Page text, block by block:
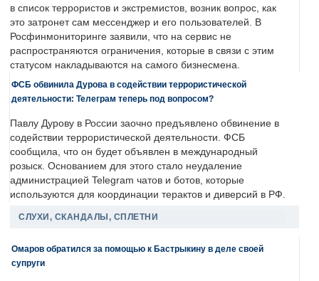
в список террористов и экстремистов, возник вопрос, как
это затронет сам мессенджер и его пользователей. В
Росфинмониторинге заявили, что на сервис не
распространяются ограничения, которые в связи с этим
статусом накладываются на самого бизнесмена.
ФСБ обвинила Дурова в содействии террористической
деятельности: Телеграм теперь под вопросом?
Павлу Дурову в России заочно предъявлено обвинение в
содействии террористической деятельности. ФСБ
сообщила, что он будет объявлен в международный
розыск. Основанием для этого стало неудаление
администрацией Telegram чатов и ботов, которые
используются для координации терактов и диверсий в РФ.
СЛУХИ, СКАНДАЛЫ, СПЛЕТНИ
Омаров обратился за помощью к Бастрыкину в деле своей
супруги